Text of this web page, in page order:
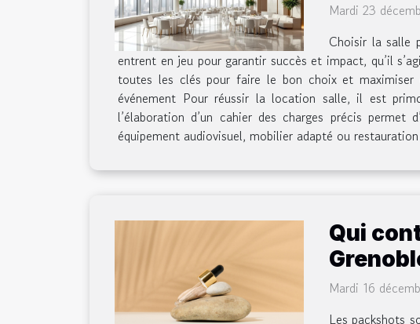
Mardi 23
Choisir la salle
entrent en jeu pour garantir succès et impact, qu’il
toutes les clés pour faire le bon choix et maximiser
événement Pour réussir la location salle, il est
l’élaboration d’un cahier des charges précis
équipement audiovisuel, mobilier adapté ou
Qui
Mardi 16
Les packshots